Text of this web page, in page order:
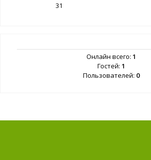
31
Онлайн всего: 1
Гостей: 1
Пользователей: 0